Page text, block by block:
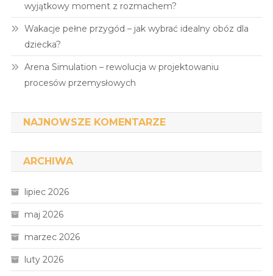
wyjątkowy moment z rozmachem?
Wakacje pełne przygód – jak wybrać idealny obóz dla
dziecka?
Arena Simulation – rewolucja w projektowaniu
procesów przemysłowych
NAJNOWSZE KOMENTARZE
ARCHIWA
lipiec 2026
maj 2026
marzec 2026
luty 2026